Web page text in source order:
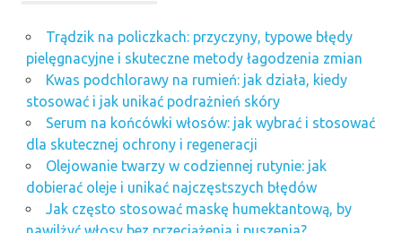
Trądzik na policzkach: przyczyny, typowe błędy
pielęgnacyjne i skuteczne metody łagodzenia zmian
Kwas podchlorawy na rumień: jak działa, kiedy
stosować i jak unikać podrażnień skóry
Serum na końcówki włosów: jak wybrać i stosować
dla skutecznej ochrony i regeneracji
Olejowanie twarzy w codziennej rutynie: jak
dobierać oleje i unikać najczęstszych błędów
Jak często stosować maskę humektantową, by